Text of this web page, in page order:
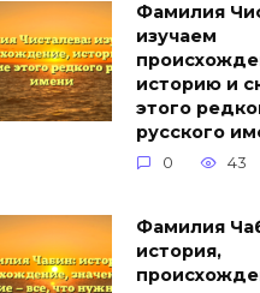
Фамилия
изучаем
историю и
этого
русского
0 43
Фамилия
история,